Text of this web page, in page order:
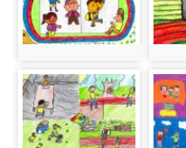
photo-
609
photo-
610